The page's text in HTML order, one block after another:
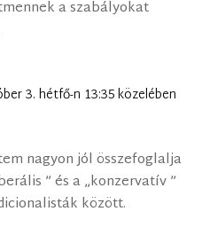
a szabályokat
3. hétfő-n 13:35 közelében
nagyon jól összefoglalja
” és a „konzervatív ”
között.